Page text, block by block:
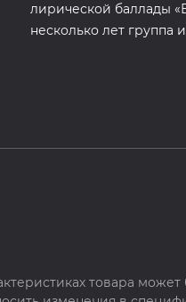
лирической баллады
несколько лет группа
товара